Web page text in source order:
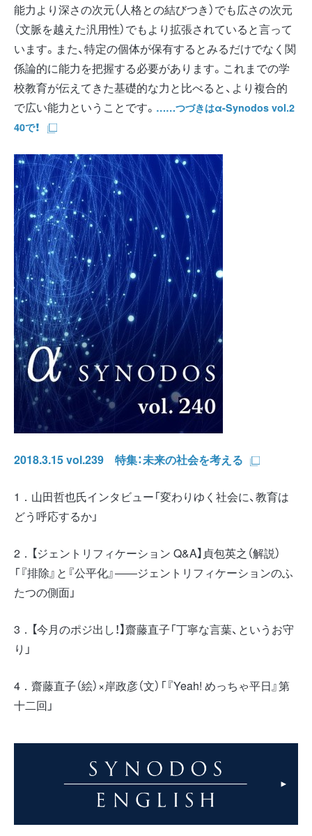
能力より深さの次元（人格との結びつき）でも広さの次元
（文脈を越えた汎用性）でもより拡張されていると言って
います。また、特定の個体が保有するとみるだけでなく関
係論的に能力を把握する必要があります。これまでの学
校教育が伝えてきた基礎的な力と比べると、より複合的
で広い能力ということです。 ……つづきはα-Synodos vol.2
40で！
2018.3.15 vol.239 特集：未来の社会を考える
1．山田哲也氏インタビュー「変わりゆく社会に、教育は
どう呼応するか」
2．【ジェントリフィケーション Q&A】貞包英之（解説）
「『排除』と『公平化』――ジェントリフィケーションのふ
たつの側面」
3．【今月のポジ出し！】齋藤直子「丁寧な言葉、というお守
り」
4．齋藤直子（絵）×岸政彦（文）「『Yeah! めっちゃ平日』第
十二回」